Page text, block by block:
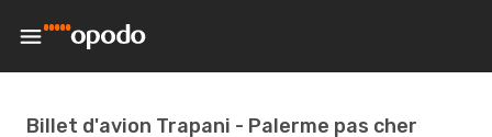
Billet d'avion Trapani - Palerme pas cher